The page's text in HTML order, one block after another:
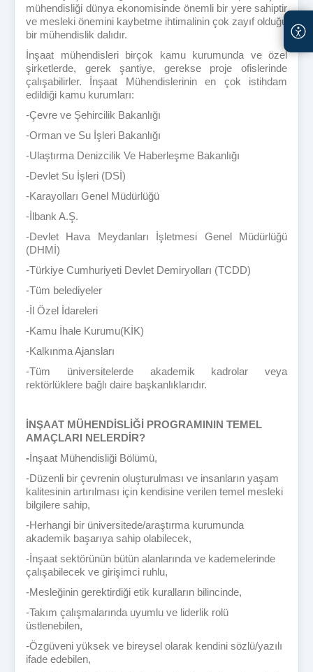
mühendisliği dünya ekonomisinde önemli bir yere sahiptir
ve mesleki önemini kaybetme ihtimalinin çok zayıf olduğu
bir mühendislik dalıdır.
İnşaat mühendisleri birçok kamu kurumunda ve özel
şirketlerde, gerek şantiye, gerekse proje ofislerinde
çalışabilirler. İnşaat Mühendislerinin en çok istihdam
edildiği kamu kurumları:
-Çevre ve Şehircilik Bakanlığı
-Orman ve Su İşleri Bakanlığı
-Ulaştırma Denizcilik Ve Haberleşme Bakanlığı
-Devlet Su İşleri (DSİ)
-Karayolları Genel Müdürlüğü
-İlbank A.Ş.
-Devlet Hava Meydanları İşletmesi Genel Müdürlüğü
(DHMİ)
-Türkiye Cumhuriyeti Devlet Demiryolları (TCDD)
-Tüm belediyeler
-İl Özel İdareleri
-Kamu İhale Kurumu(KİK)
-Kalkınma Ajansları
-Tüm üniversitelerde akademik kadrolar veya
rektörlüklere bağlı daire başkanlıklarıdır.
İNŞAAT MÜHENDİSLİĞİ PROGRAMININ TEMEL
AMAÇLARI NELERDİR?
-İnşaat Mühendisliği Bölümü,
-Düzenli bir çevrenin oluşturulması ve insanların yaşam
kalitesinin artırılması için kendisine verilen temel mesleki
bilgilere sahip,
-Herhangi bir üniversitede/araştırma kurumunda
akademik başarıya sahip olabilecek,
-İnşaat sektörünün bütün alanlarında ve kademelerinde
çalışabilecek ve girişimci ruhlu,
-Mesleğinin gerektirdiği etik kuralların bilincinde,
-Takım çalışmalarında uyumlu ve liderlik rolü
üstlenebilen,
-Özgüveni yüksek ve bireysel olarak kendini sözlü/yazılı
ifade edebilen,